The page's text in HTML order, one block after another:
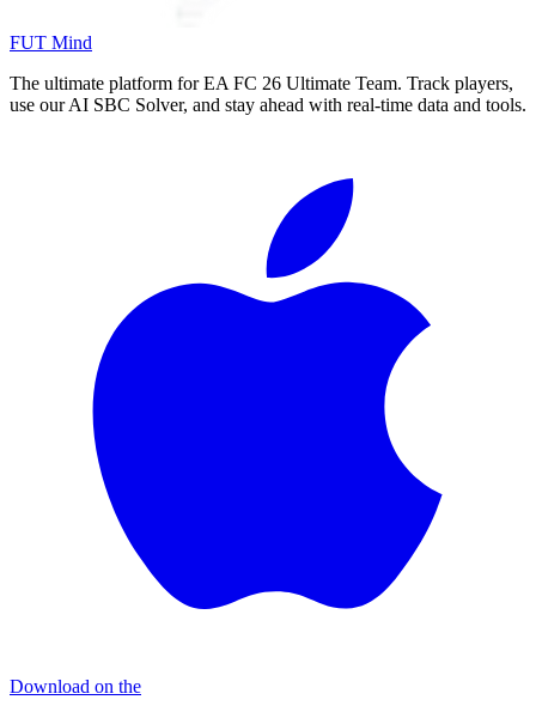
FUT Mind
The ultimate platform for EA FC 26 Ultimate Team. Track players,
use our AI SBC Solver, and stay ahead with real-time data and tools.
Download on the